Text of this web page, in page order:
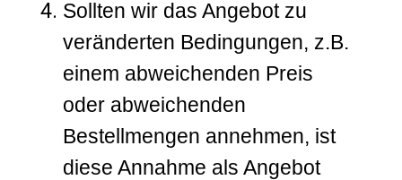
Sollten wir das Angebot zu
veränderten Bedingungen, z.B.
einem abweichenden Preis
oder abweichenden
Bestellmengen annehmen, ist
diese Annahme als Angebot